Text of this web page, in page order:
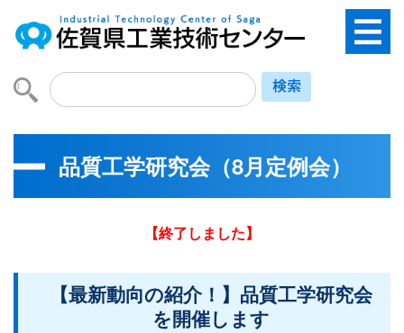
品質工学研究会（8月定例会）
【終了しました】
【最新動向の紹介！】品質工学研究会
を開催します